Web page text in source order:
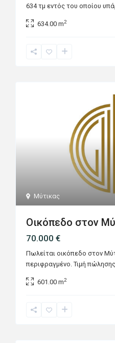
634 τμ εντός του οποίου
634.00 m2
Μύτικας
Οικόπεδο στον
70.000 €
Πωλείται οικόπεδο στον
περιφραγμένο. Τιμή
601.00 m2